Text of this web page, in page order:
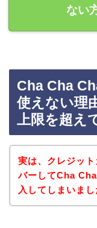
ない
Cha Cha
使えない理
上限を超え
実は、クレジッ
バーしてCha
入してしまいま